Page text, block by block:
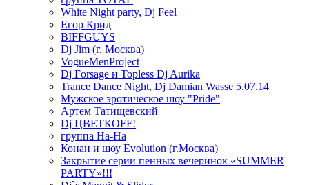
White Night party, Dj Feel
Егор Крид
BIFFGUYS
Dj Jim (г. Москва)
VogueMenProject
Dj Forsage и Topless Dj Aurika
Trance Dance Night, Dj Damian Wasse 5.07.14
Мужское эротическое шоу "Pride"
Артем Татищевский
Dj ЦВЕТКOFF!
группа На-На
Конан и шоу Evolution (г.Москва)
Закрытие серии пенных вечеринок «SUMMER
PARTY»!!!